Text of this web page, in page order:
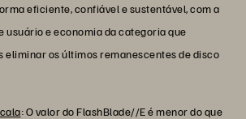
eficiente, confiável e sustentável, com a
usuário e economia da categoria que
eliminar os últimos remanescentes de disco
: O valor do FlashBlade//E é menor do que